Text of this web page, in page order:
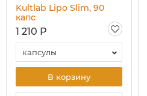
Kultlab Lipo Slim, 90
капс
1 210 Р
капсулы
В корзину